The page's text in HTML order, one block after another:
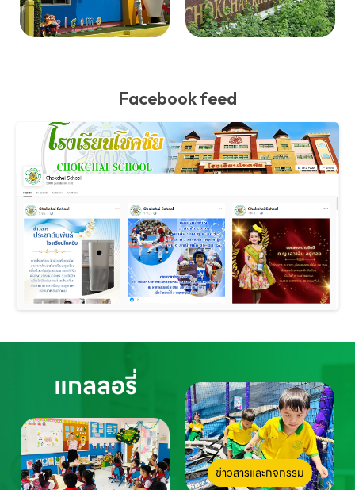
Facebook feed
แกลลอรี่
ข่าวสารและกิจกรรม